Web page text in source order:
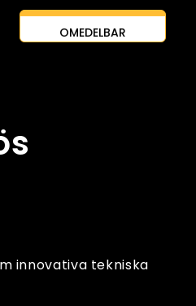
OMEDELBAR
innovativa tekniska